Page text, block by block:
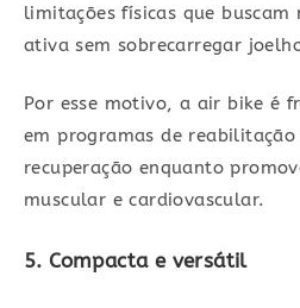
limitações físicas que
ativa sem sobrecarregar
Por esse motivo, a air bike é
em programas de
recuperação enquanto
muscular e cardiovascular.
5. Compacta e versátil